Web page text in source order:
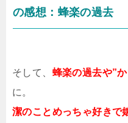
の感想：蜂楽の過去
そして、 蜂楽の過去や”
に。
潔のことめっちゃ好きで